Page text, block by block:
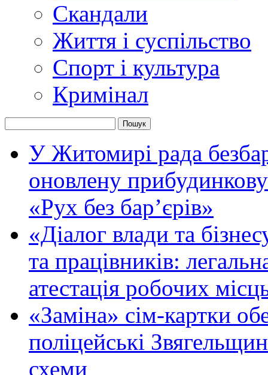
Скандали
Життя і суспільство
Спорт і культура
Кримінал
У Житомирі рада
оновлену
«Рух без бар’єрів»
«Діалог влади та
та працівників:
атестація робочих
«Заміна» сім-картки
поліцейські
схеми